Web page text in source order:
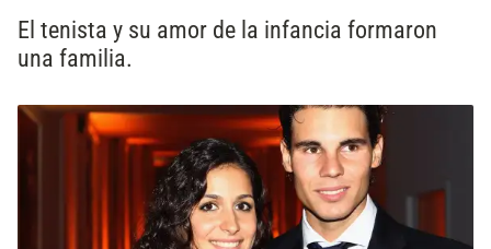
El tenista y su amor de la infancia formaron
una familia.